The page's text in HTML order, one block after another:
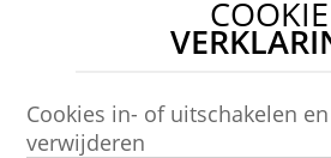
COOKIE
Cookies in- of uitschakelen
verwijderen